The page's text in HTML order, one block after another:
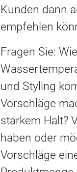
Kunden dann
empfehlen
Fragen Sie:
und Styling
Vorschläge
starkem Halt?
haben oder
Vorschläge